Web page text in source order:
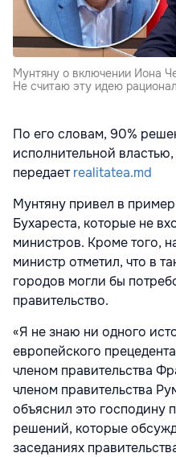
Мунтяну о включении Иона
Не считаю эту идею
По его словам, 90%
исполнительной
передаетrealitatea.md
Мунтяну привел в
Бухареста, которые не
министров. Кроме того,
министр отметил, что в
городов могли бы
правительство.
«Я не знаю ни одного
европейского
членом правительства
членом правительства
объяснил это господину
решений, которые
заседаниях